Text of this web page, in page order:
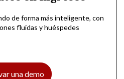
de forma más inteligente, con
fluidas y huéspedes
una demo